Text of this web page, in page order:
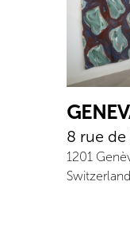
8 rue
1201
Switzerland